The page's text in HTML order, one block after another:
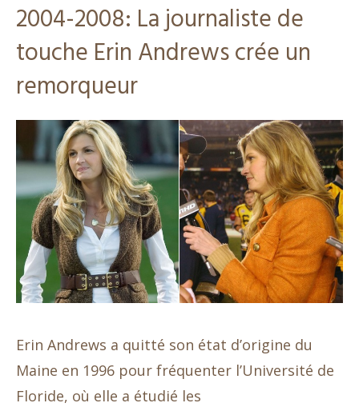
2004-2008: La journaliste de
touche Erin Andrews crée un
remorqueur
Erin Andrews a quitté son état d’origine du
Maine en 1996 pour fréquenter l’Université de
Floride, où elle a étudié les